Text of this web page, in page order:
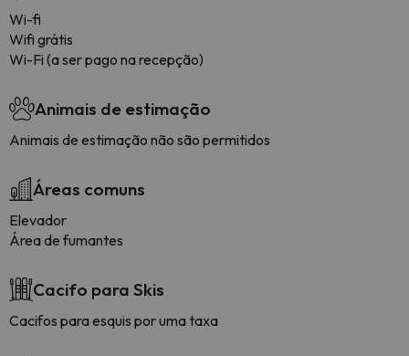
Wi-fi
Wifi grátis
Wi-Fi (a ser pago na recepção)
Animais de estimação
Animais de estimação não são permitidos
Áreas comuns
Elevador
Área de fumantes
Cacifo para Skis
Cacifos para esquis por uma taxa